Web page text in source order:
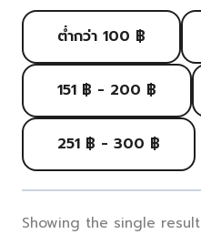
ต่ำกว่า 100 ฿
151 ฿ - 200 ฿
251 ฿ - 300 ฿
Showing the single result